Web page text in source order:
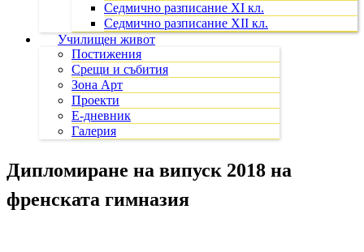
Седмично разписание XI кл.
Седмично разписание XII кл.
Училищен живот
Постижения
Срещи и събития
Зона Арт
Проекти
Е-дневник
Галерия
Дипломиране на випуск 2018 на
френската гимназия